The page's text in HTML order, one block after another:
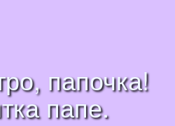
папочка!
папе.